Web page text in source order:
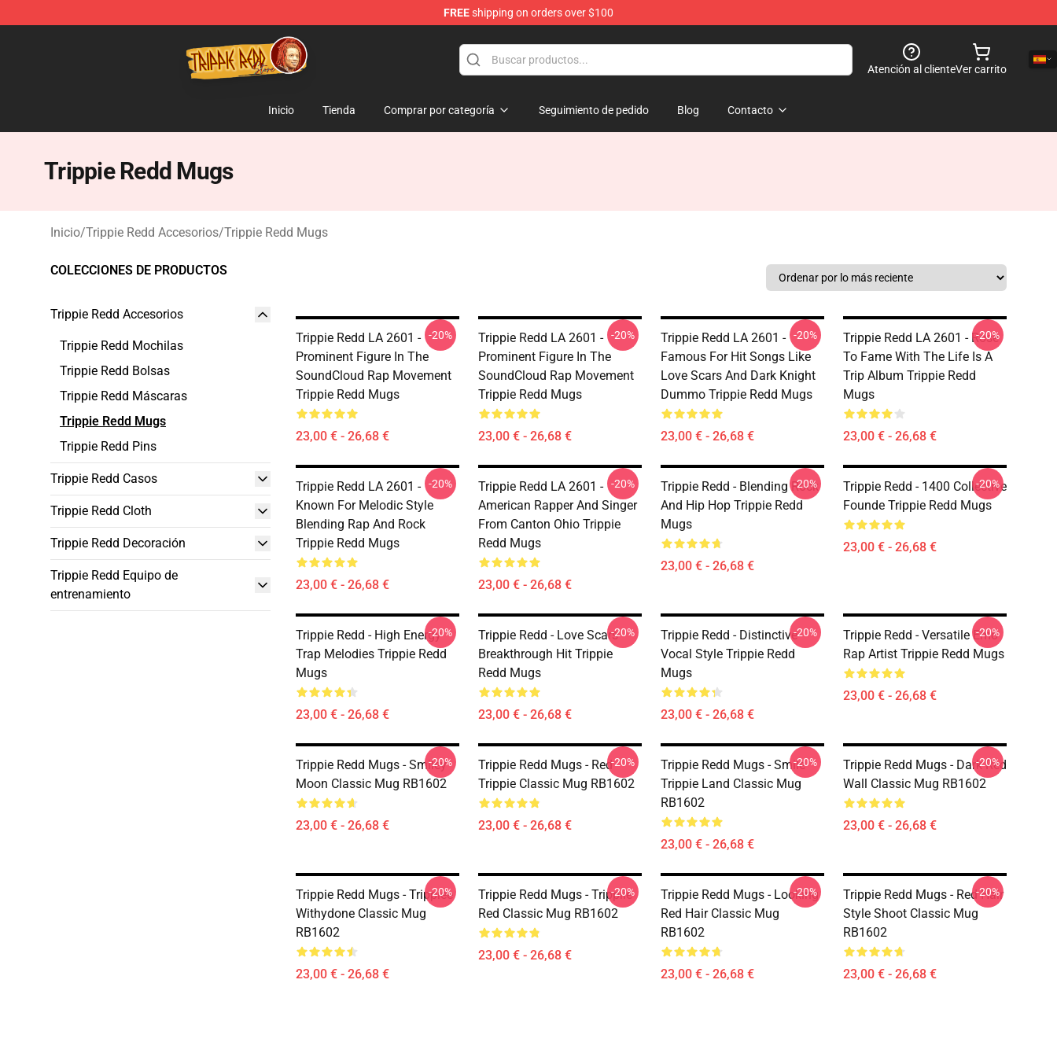
FREEshipping on orders over $100
Trippie Redd Store - Official Trippie Redd Merchandise Shop
Atención al clienteVer carrito
Inicio Tienda Comprar por categoría Seguimiento de pedido Blog Contacto
Trippie Redd Mugs
Inicio/Trippie Redd Accesorios/Trippie Redd Mugs
COLECCIONES DE PRODUCTOS
Trippie Redd Accesorios
Trippie Redd Mochilas
Trippie Redd Bolsas
Trippie Redd Máscaras
Trippie Redd Mugs
Trippie Redd Pins
Trippie Redd Casos
Trippie Redd Cloth
Trippie Redd Decoración
Trippie Redd Equipo de
entrenamiento
Trippie Redd LA 2601 -
Prominent Figure In The
SoundCloud Rap Movement
Trippie Redd Mugs
23,00 € - 26,68 €
-20%
Trippie Redd LA 2601 -
Prominent Figure In The
SoundCloud Rap Movement
Trippie Redd Mugs
23,00 € - 26,68 €
-20%
Trippie Redd LA 2601 -
Famous For Hit Songs Like
Love Scars And Dark Knight
Dummo Trippie Redd Mugs
23,00 € - 26,68 €
-20%
Trippie Redd LA 2601 - Rose
To Fame With The Life Is A
Trip Album Trippie Redd
Mugs
23,00 € - 26,68 €
-20%
Trippie Redd LA 2601 -
Known For Melodic Style
Blending Rap And Rock
Trippie Redd Mugs
23,00 € - 26,68 €
-20%
Trippie Redd LA 2601 -
American Rapper And Singer
From Canton Ohio Trippie
Redd Mugs
23,00 € - 26,68 €
-20%
Trippie Redd - Blending Rock
And Hip Hop Trippie Redd
Mugs
23,00 € - 26,68 €
-20%
Trippie Redd - 1400 Collective
Founde Trippie Redd Mugs
23,00 € - 26,68 €
-20%
Trippie Redd - High Energy
Trap Melodies Trippie Redd
Mugs
23,00 € - 26,68 €
-20%
Trippie Redd - Love Scars
Breakthrough Hit Trippie
Redd Mugs
23,00 € - 26,68 €
-20%
Trippie Redd - Distinctive
Vocal Style Trippie Redd
Mugs
23,00 € - 26,68 €
-20%
Trippie Redd - Versatile Emo
Rap Artist Trippie Redd Mugs
23,00 € - 26,68 €
-20%
Trippie Redd Mugs - Smiley
Moon Classic Mug RB1602
23,00 € - 26,68 €
-20%
Trippie Redd Mugs - Red
Trippie Classic Mug RB1602
23,00 € - 26,68 €
-20%
Trippie Redd Mugs - Smile
Trippie Land Classic Mug
RB1602
23,00 € - 26,68 €
-20%
Trippie Redd Mugs - Dark Red
Wall Classic Mug RB1602
23,00 € - 26,68 €
-20%
Trippie Redd Mugs - Trippiee
Withydone Classic Mug
RB1602
23,00 € - 26,68 €
-20%
Trippie Redd Mugs - Trippiie
Red Classic Mug RB1602
23,00 € - 26,68 €
-20%
Trippie Redd Mugs - Looking
Red Hair Classic Mug
RB1602
23,00 € - 26,68 €
-20%
Trippie Redd Mugs - Red Hair
Style Shoot Classic Mug
RB1602
23,00 € - 26,68 €
-20%